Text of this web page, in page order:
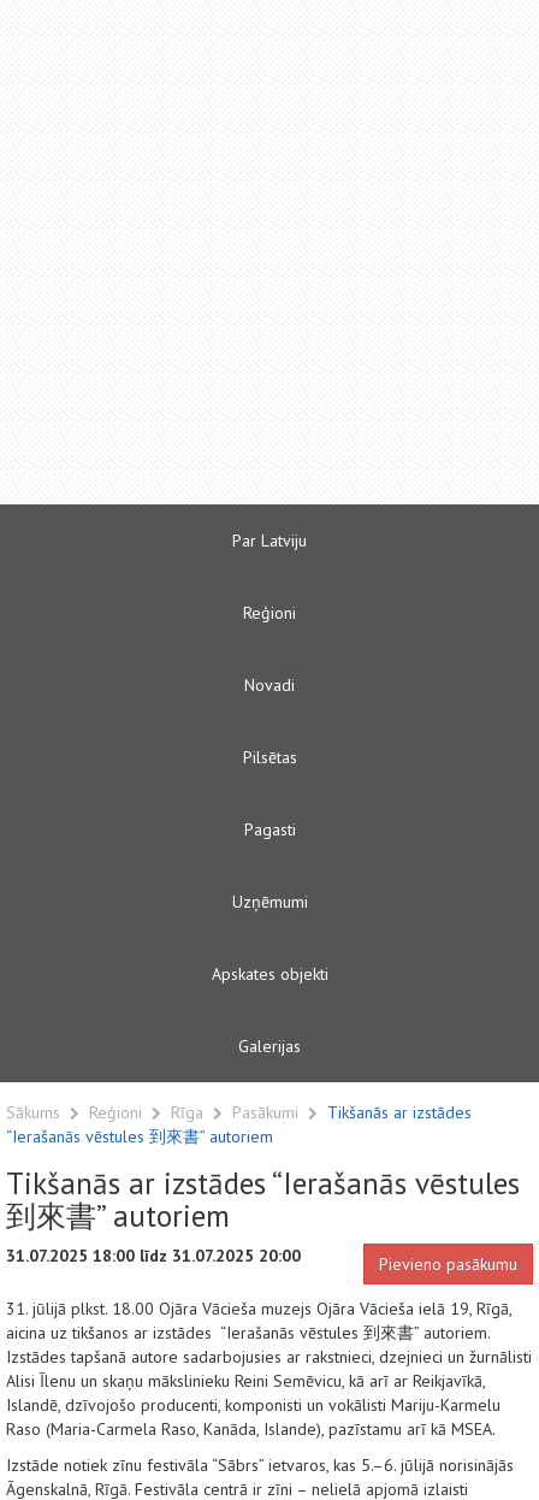
Par Latviju
Reģioni
Novadi
Pilsētas
Pagasti
Uzņēmumi
Apskates objekti
Galerijas
Sākums Reģioni Rīga Pasākumi
Tikšanās ar izstādes
“Ierašanās vēstules 到來書” autoriem
Tikšanās ar izstādes “Ierašanās vēstules
到來書” autoriem
31.07.2025 18:00 līdz 31.07.2025 20:00 Pievieno pasākumu
31. jūlijā plkst. 18.00 Ojāra Vācieša muzejs Ojāra Vācieša ielā 19, Rīgā,
aicina uz tikšanos ar izstādes “Ierašanās vēstules 到來書” autoriem.
Izstādes tapšanā autore sadarbojusies ar rakstnieci, dzejnieci un žurnālisti
Alisi Īlenu un skaņu mākslinieku Reini Semēvicu, kā arī ar Reikjavīkā,
Islandē, dzīvojošo producenti, komponisti un vokālisti Mariju-Karmelu
Raso (Maria-Carmela Raso, Kanāda, Islande), pazīstamu arī kā MSEA.
Izstāde notiek zīnu festivāla “Sābrs” ietvaros, kas 5.–6. jūlijā norisinājās
Āgenskalnā, Rīgā. Festivāla centrā ir zīni – nelielā apjomā izlaisti